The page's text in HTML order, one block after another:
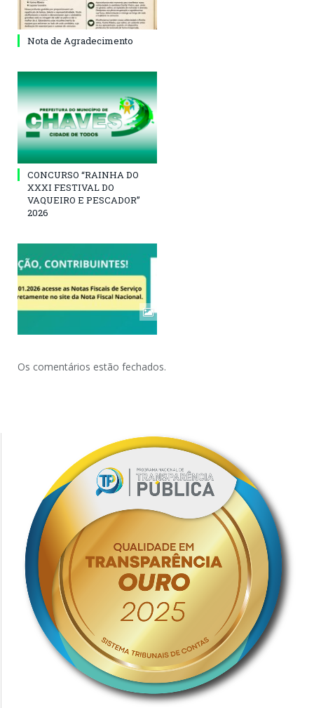
Nota de Agradecimento
CONCURSO “RAINHA DO
XXXI FESTIVAL DO
VAQUEIRO E PESCADOR”
2026
Os comentários estão fechados.